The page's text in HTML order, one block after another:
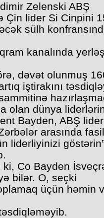
Zelenski ABŞ
Çin lider Si Cinpini
sülh
kanalında
dəvət olunmuş
iştirakını
olan dünya
Bayden, ABŞ
arasında
liderliyinizi
ki, Co Bayden
bilər. O, seçki
üçün həmin